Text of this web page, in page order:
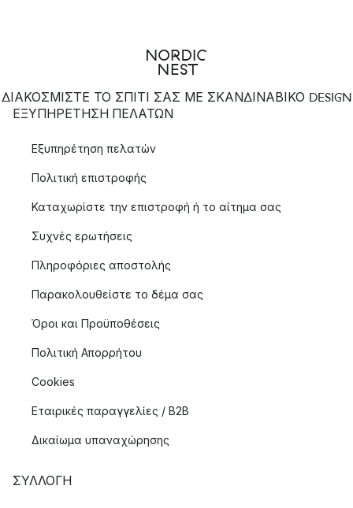
ΔΙΑΚΟΣΜΙΣΤΕ ΤΟ ΣΠΙΤΙ ΣΑΣ ΜΕ ΣΚΑΝΔΙΝΑΒΙΚΟ DESIGN
ΕΞΥΠΗΡΈΤΗΣΗ ΠΕΛΑΤΏΝ
Εξυπηρέτηση πελατών
Πολιτική επιστροφής
Καταχωρίστε την επιστροφή ή το αίτημα σας
Συχνές ερωτήσεις
Πληροφόριες αποστολής
Παρακολουθείστε το δέμα σας
Όροι και Προϋποθέσεις
Πολιτική Απορρήτου
Cookies
Εταιρικές παραγγελίες / B2B
Δικαίωμα υπαναχώρησης
ΣΥΛΛΟΓΉ